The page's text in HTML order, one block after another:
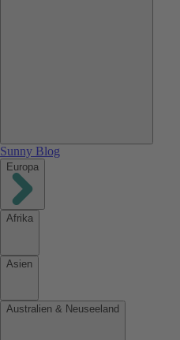
Sunny Blog
Europa
Afrika
Asien
Australien & Neuseeland